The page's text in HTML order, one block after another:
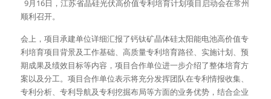
顺利召开。
会上，项目承建单位详细汇报了钙钛矿晶体硅太阳能电池高价值专
利培育项目背景及工作基础、高质量专利培育路径、实施计划、预
期成果及绩效目标等内容，项目合作单位进一步介绍了整体培育方
案以及分工。项目合作单位表示将充分发挥团队在专利情报收集、
专利分析、专利导航及专利挖掘布局等方面的业务优势，结合企业